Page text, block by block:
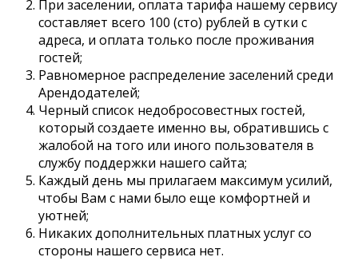
При заселении, оплата тарифа нашему сервису
составляет всего 100 (сто) рублей в сутки с
адреса, и оплата только после проживания
гостей;
Равномерное распределение заселений среди
Арендодателей;
Черный список недобросовестных гостей,
который создаете именно вы, обратившись с
жалобой на того или иного пользователя в
службу поддержки нашего сайта;
Каждый день мы прилагаем максимум усилий,
чтобы Вам с нами было еще комфортней и
уютней;
Никаких дополнительных платных услуг со
стороны нашего сервиса нет.